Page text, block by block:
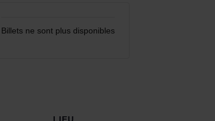
Billets ne sont plus disponibles